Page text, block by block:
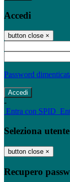
Accedi
button close ×
Password
-
Entra con SPID
Seleziona utente
button close ×
Recupero